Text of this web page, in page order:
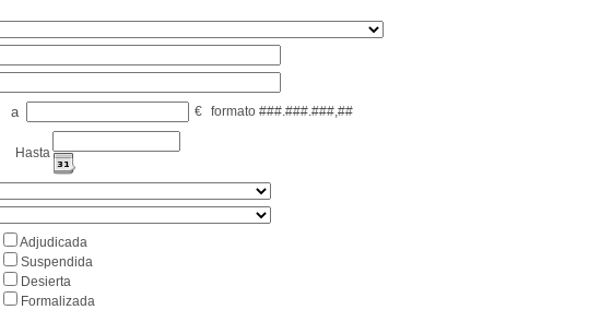
a € formato ###.###.###,##
Hasta
Adjudicada
Suspendida
Desierta
Formalizada